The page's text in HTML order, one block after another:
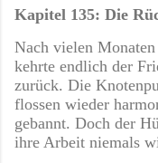
Kapitel 135: Die
Nach vielen
kehrte endlich der
zurück. Die
flossen wieder
gebannt. Doch der
ihre Arbeit niemals